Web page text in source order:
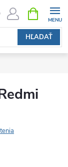
HĽADAŤ
KOŠÍK